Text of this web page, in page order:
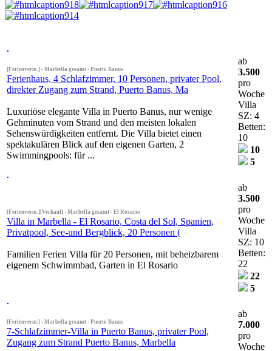
[Ferienverm.] - Marbella gesamt - Puerto Banus
Ferienhaus, 4 Schlafzimmer, 10 Personen, privater Pool,
direkter Zugang zum Strand, Puerto Banus, Ma
Luxuriöse elegante Villa in Puerto Banus, nur wenige
Gehminuten vom Strand und den meisten lokalen
Sehenswürdigkeiten entfernt. Die Villa bietet einen
spektakulären Blick auf den eigenen Garten, 2
Swimmingpools: für ...
ab
3.500
pro
Woche
Villa
SZ: 4
Betten:
10
10
5
[Ferienverm.][Verkauf] - Marbella gesamt - El Rosario
Villa in Marbella - El Rosario, Costa del Sol, Spanien,
Privatpool, See-und Bergblick, 20 Personen (
Familien Ferien Villa für 20 Personen, mit beheizbarem
eigenem Schwimmbad, Garten in El Rosario
ab
3.500
pro
Woche
Villa
SZ: 10
Betten:
22
22
5
[Ferienverm.] - Marbella gesamt - Puerto Banus
7-Schlafzimmer-Villa in Puerto Banus, privater Pool,
Zugang zum Strand Puerto Banus, Marbella
ab
7.000
pro
Woche